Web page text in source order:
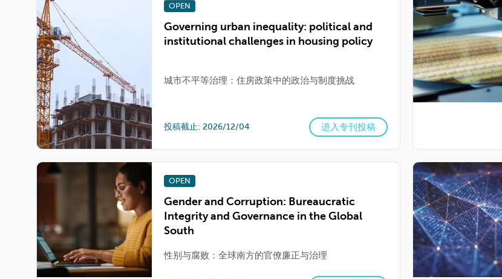
OPEN
Governing urban inequality: political and
institutional challenges in housing policy
城市不平等治理：住房政策中的政治与制度挑战
投稿截止: 2026/12/04 进入专刊投稿
OPEN
Gender and Corruption: Bureaucratic
Integrity and Governance in the Global
South
性别与腐败：全球南方的官僚廉正与治理